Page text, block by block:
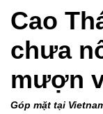
Cao
chưa
mượn
Góp mặt tại